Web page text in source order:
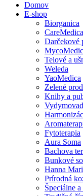
Domov
E-shop
Biorganica
CareMedica
Darčekové
Telové a
Weleda
YaoMedica
Zelené
Knihy a
Fytoterapia
Aura Soma
Bachova
Bunkové
Hanna
Prírodná
Špeciálne